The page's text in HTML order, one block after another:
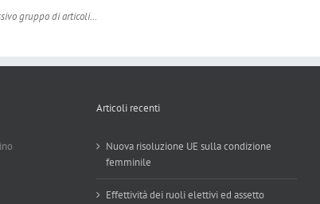
gruppo di articoli...
Articoli recenti
Nuova risoluzione UE sulla condizione
femminile
Effettività dei ruoli elettivi ed assetto